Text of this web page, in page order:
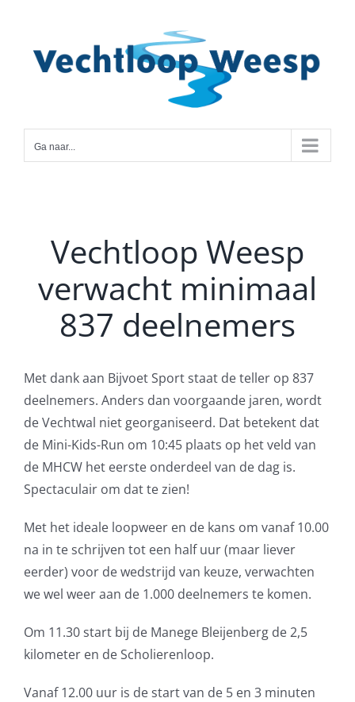
inhoud
Ga naar...
Vechtloop Weesp
verwacht minimaal
837 deelnemers
Met dank aan Bijvoet Sport staat de teller op 837
deelnemers. Anders dan voorgaande jaren, wordt
de Vechtwal niet georganiseerd. Dat betekent dat
de Mini-Kids-Run om 10:45 plaats op het veld van
de MHCW het eerste onderdeel van de dag is.
Spectaculair om dat te zien!
Met het ideale loopweer en de kans om vanaf 10.00
na in te schrijven tot een half uur (maar liever
eerder) voor de wedstrijd van keuze, verwachten
we wel weer aan de 1.000 deelnemers te komen.
Om 11.30 start bij de Manege Bleijenberg de 2,5
kilometer en de Scholierenloop.
Vanaf 12.00 uur is de start van de 5 en 3 minuten